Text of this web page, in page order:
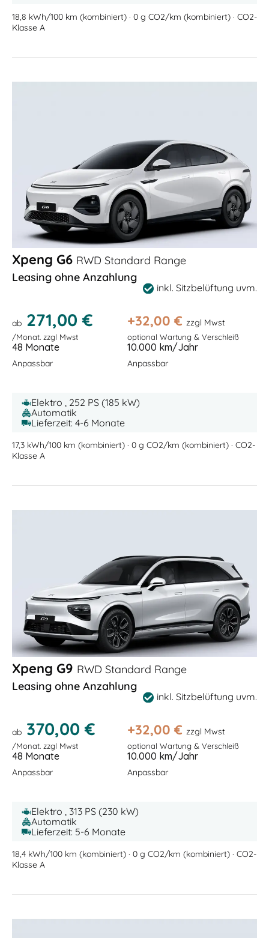
18,8 kWh/100 km (kombiniert) · 0 g CO2/km (kombiniert) · CO2-
Klasse A
Xpeng G6 RWD Standard Range
Leasing ohne Anzahlung
inkl. Sitzbelüftung uvm.
ab 271,00 €
/Monat. zzgl Mwst
+32,00 € zzgl Mwst
optional Wartung & Verschleiß
48 Monate
Anpassbar
10.000 km/Jahr
Anpassbar
Elektro , 252 PS (185 kW)
Automatik
Lieferzeit: 4-6 Monate
17,3 kWh/100 km (kombiniert) · 0 g CO2/km (kombiniert) · CO2-
Klasse A
Xpeng G9 RWD Standard Range
Leasing ohne Anzahlung
inkl. Sitzbelüftung uvm.
ab 370,00 €
/Monat. zzgl Mwst
+32,00 € zzgl Mwst
optional Wartung & Verschleiß
48 Monate
Anpassbar
10.000 km/Jahr
Anpassbar
Elektro , 313 PS (230 kW)
Automatik
Lieferzeit: 5-6 Monate
18,4 kWh/100 km (kombiniert) · 0 g CO2/km (kombiniert) · CO2-
Klasse A